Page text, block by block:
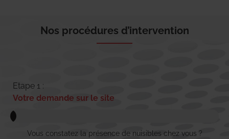
Nos procédures d’intervention
Etape 1 :
Votre demande sur le site
Vous constatez la présence de nuisibles chez vous ?